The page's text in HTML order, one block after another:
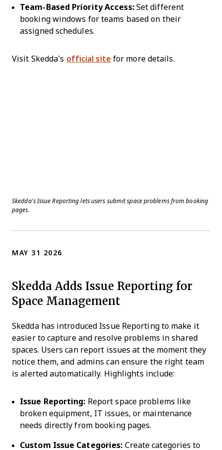
Team-Based Priority Access:Set different
booking windows for teams based on their
assigned schedules.
Visit Skedda’s official site for more details.
Skedda’s Issue Reporting lets users submit space problems from booking
pages.
MAY 31 2026
Skedda Adds Issue Reporting for
Space Management
Skedda has introduced Issue Reporting to make it
easier to capture and resolve problems in shared
spaces. Users can report issues at the moment they
notice them, and admins can ensure the right team
is alerted automatically. Highlights include:
Issue Reporting: Report space problems like
broken equipment, IT issues, or maintenance
needs directly from booking pages.
Custom Issue Categories: Create categories to